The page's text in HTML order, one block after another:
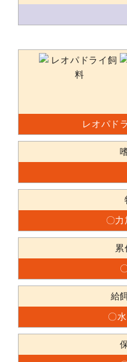
レオパド
〇
累
給
〇